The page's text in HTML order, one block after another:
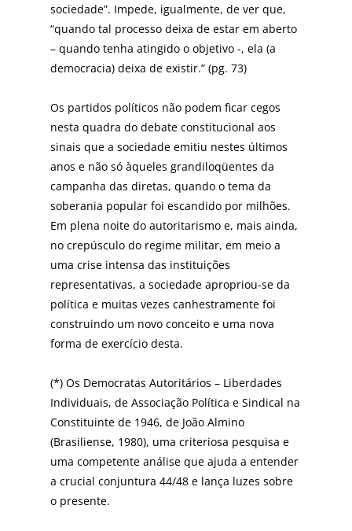
sociedade”. Impede, igualmente, de ver que,
“quando tal processo deixa de estar em aberto
– quando tenha atingido o objetivo -, ela (a
democracia) deixa de existir.” (pg. 73)
Os partidos políticos não podem ficar cegos
nesta quadra do debate constitucional aos
sinais que a sociedade emitiu nestes últimos
anos e não só àqueles grandiloqüentes da
campanha das diretas, quando o tema da
soberania popular foi escandido por milhões.
Em plena noite do autoritarismo e, mais ainda,
no crepúsculo do regime militar, em meio a
uma crise intensa das instituições
representativas, a sociedade apropriou-se da
política e muitas vezes canhestramente foi
construindo um novo conceito e uma nova
forma de exercício desta.
(*) Os Democratas Autoritários – Liberdades
Individuais, de Associação Política e Sindical na
Constituinte de 1946, de João Almino
(Brasiliense, 1980), uma criteriosa pesquisa e
uma competente análise que ajuda a entender
a crucial conjuntura 44/48 e lança luzes sobre
o presente.